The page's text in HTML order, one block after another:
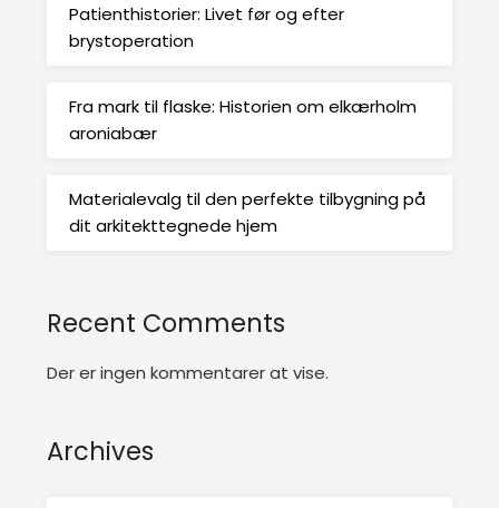
Patienthistorier: Livet før og efter
brystoperation
Fra mark til flaske: Historien om elkærholm
aroniabær
Materialevalg til den perfekte tilbygning på
dit arkitekttegnede hjem
Recent Comments
Der er ingen kommentarer at vise.
Archives